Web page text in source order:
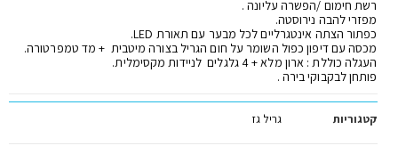
רשת חימום /הפשרה עליונה .
מפזרי להבה נירוסטה.
כפתור הצתה אינטגרליים לכל מבער עם תאורת LED.
מכסה עם דיפון כפול השומר על חום הגריל בצורה מיטבית + מד טמפרטורה.
העגלה כוללת : ארון מלא + 4 גלגלים לניידות מקסימלית.
פותחן לבקבוקי בירה .
קטגוריות גריל גז